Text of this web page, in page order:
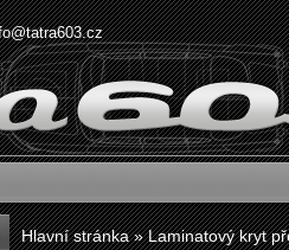
Hlavní stránka»Laminatový kryt